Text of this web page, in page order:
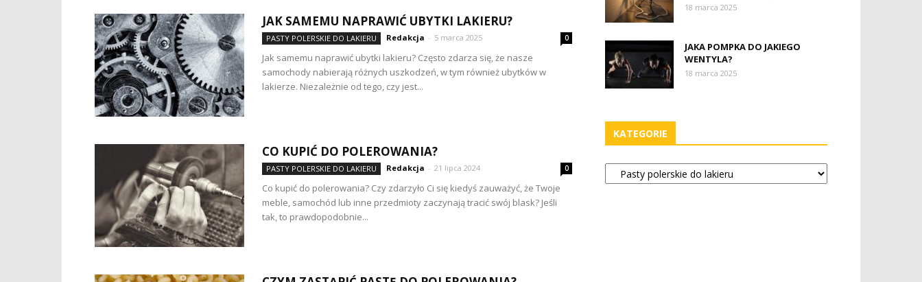
JAK SAMEMU NAPRAWIĆ UBYTKI LAKIERU?
PASTY POLERSKIE DO LAKIERU Redakcja - 5 marca 2025 0
Jak samemu naprawić ubytki lakieru? Często zdarza się, że nasze
samochody nabierają różnych uszkodzeń, w tym również ubytków w
lakierze. Niezależnie od tego, czy jest...
CO KUPIĆ DO POLEROWANIA?
PASTY POLERSKIE DO LAKIERU Redakcja - 21 lipca 2024 0
Co kupić do polerowania? Czy zdarzyło Ci się kiedyś zauważyć, że Twoje
meble, samochód lub inne przedmioty zaczynają tracić swój blask? Jeśli
tak, to prawdopodobnie...
18 marca 2025
JAKA POMPKA DO JAKIEGO
WENTYLA?
18 marca 2025
KATEGORIE
Kategorie